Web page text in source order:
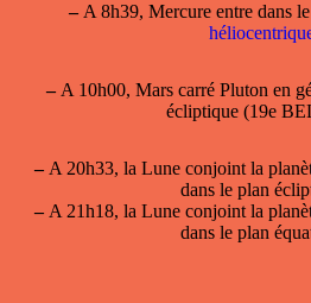
–A 8h39, Mercure entre dans
–A 10h00, Mars carré Pluton en
écliptique (19e
–A 20h33, la Lune conjoint la
dans le plan
–A 21h18, la Lune conjoint la
dans le plan